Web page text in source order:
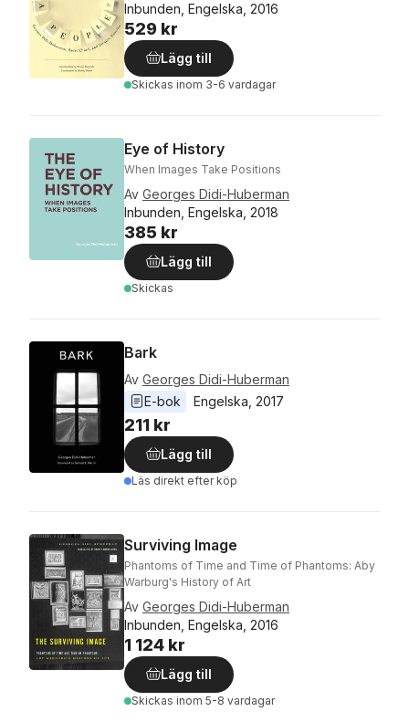
Inbunden, Engelska, 2016
529 kr
Lägg till
Skickas inom 3-6 vardagar
Eye of History
When Images Take Positions
Av Georges Didi-Huberman
Inbunden, Engelska, 2018
385 kr
Lägg till
Skickas
Bark
Av Georges Didi-Huberman
E-bok
Engelska 2017
211 kr
Lägg till
Läs direkt efter köp
Surviving Image
Phantoms of Time and Time of Phantoms: Aby
Warburg's History of Art
Av Georges Didi-Huberman
Inbunden, Engelska, 2016
1 124 kr
Lägg till
Skickas inom 5-8 vardagar